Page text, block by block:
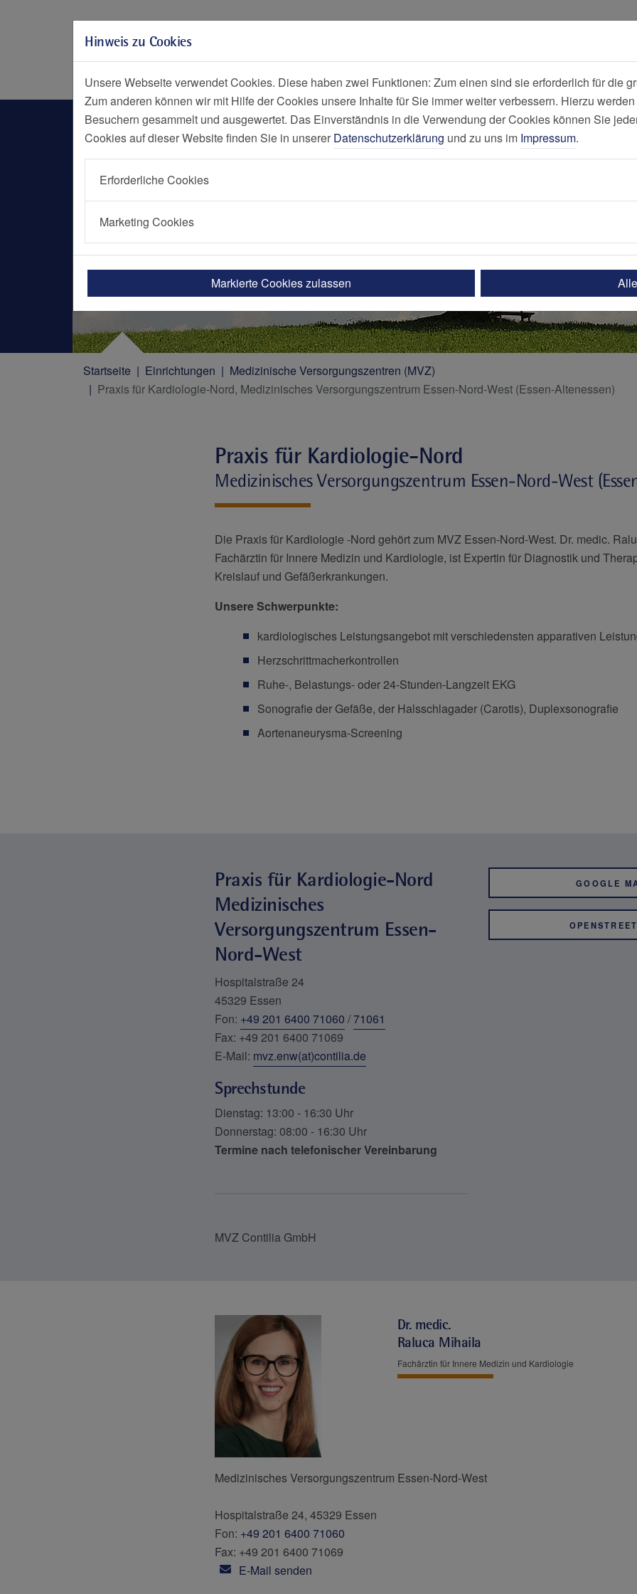
Zum Seitenende springen
Menü Social Media
Praxis für Kardiologie-Nord Praxis für
Startseite Einrichtungen
Medizinische Versorgungszentren (MVZ)
Praxis für Kardiologie-Nord, Medizinisches Versorgungszentrum Essen-Nord-West (Essen-Altenessen)
Praxis für Kardiologie-Nord
Medizinisches Versorgungszentrum Essen-Nord-West
Die Praxis für Kardiologie -Nord gehört zum MVZ Essen-Nord-West. Dr. medic.
Fachärztin für Innere Medizin und Kardiologie, ist Expertin für Diagnostik und
Kreislauf und Gefäßerkrankungen.
Unsere Schwerpunkte:
kardiologisches Leistungsangebot mit verschiedensten apparativen
Herzschrittmacherkontrollen
Ruhe-, Belastungs- oder 24-Stunden-Langzeit EKG
Sonografie der Gefäße, der Halsschlagader (Carotis), Duplexsonografie
Aortenaneurysma-Screening
Praxis für Kardiologie-Nord
Medizinisches
Versorgungszentrum Essen-
Nord-West
Hospitalstraße 24
45329 Essen
Fon: +49 201 6400 71060 /71061
Fax: +49 201 6400 71069
E-Mail: mvz.enw(at)contilia.de
Sprechstunde
Dienstag: 13:00 - 16:30 Uhr
Donnerstag: 08:00 - 16:30 Uhr
Termine nach telefonischer Vereinbarung
MVZ Contilia GmbH
GOOGLE
Dr. medic.
Raluca Mihaila
Fachärztin für Innere Medizin und Kardiologie
Medizinisches Versorgungszentrum Essen-Nord-West
Hospitalstraße 24, 45329 Essen
Fon: +49 201 6400 71060
Fax: +49 201 6400 71069
E-Mail senden
Hinweis zu Cookies
Unsere Webseite verwendet Cookies. Diese haben zwei Funktionen: Zum einen sind sie erforderlich für die
Zum anderen können wir mit Hilfe der Cookies unsere Inhalte für Sie immer weiter verbessern. Hierzu
Besuchern gesammelt und ausgewertet. Das Einverständnis in die Verwendung der Cookies können Sie
Cookies auf dieser Website finden Sie in unserer Datenschutzerklärung und zu uns im Impressum.
Erforderliche Cookies
Marketing Cookies
Markierte Cookies zulassen